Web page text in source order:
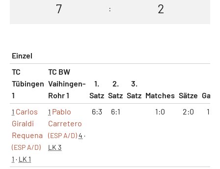
7 : 2
Einzel
TC
Tübingen
1
TC BW
Vaihingen-
Rohr 1
1.
Satz
2.
Satz
3.
Satz Matches Sätze
1 Carlos
Giraldi
Requena
(ESP A/D)
1 · LK 1
1 Pablo
Carretero
(ESP A/D)4 ·
LK 3
6:3 6:1 1:0 2:0